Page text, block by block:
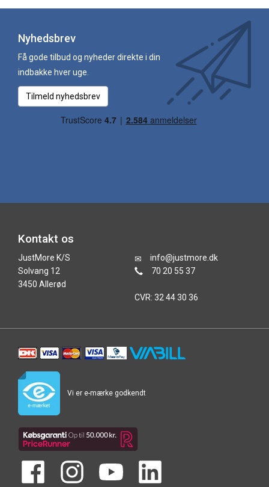
Nyhedsbrev
Få gode tilbud og nyheder direkte i din
indbakke hver uge.
Tilmeld nyhedsbrev
Kontakt os
JustMore K/S
Solvang 12
3450 Allerød
info@justmore.dk
70 20 55 37
CVR: 32 44 30 36
Vi er e-mærke godkendt